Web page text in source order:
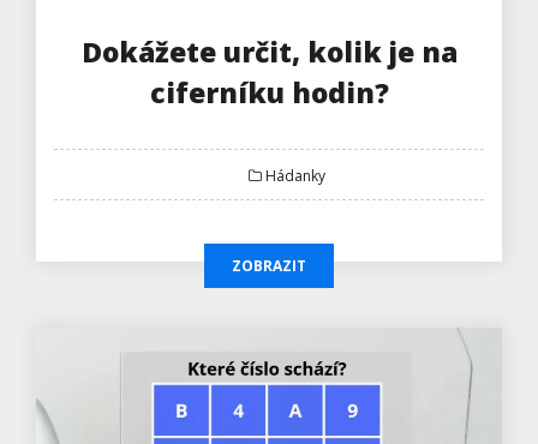
Dokážete určit, kolik je na
ciferníku hodin?
Hádanky
ZOBRAZIT